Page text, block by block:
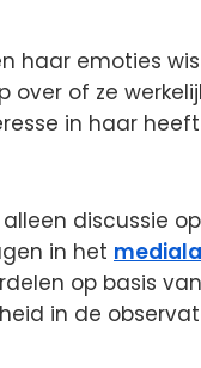
haar emoties
of ze
in haar
discussie
in het
op basis
in de